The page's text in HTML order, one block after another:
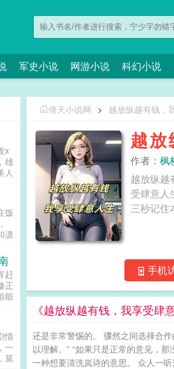
军史小说 网游小说 科幻小说
倚天小说网 > 越放纵越有钱，
越放
作者： 枫
越放纵越
受肆意人
手机
《越放纵越有钱，我享受肆
还是非常警惕的。 骤然之间选择合
以理解。” “如果只是正常的意见，
一种想要清洗岚诗的意思。 众人一
x
雄
人
个
自
变
只
而
几
换
显
饭
遗
赶
正
能
得
者
情
一
莫